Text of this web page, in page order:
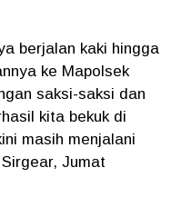
berjalan kaki hingga
ke Mapolsek
saksi-saksi dan
kita bekuk di
masih menjalani
Jumat